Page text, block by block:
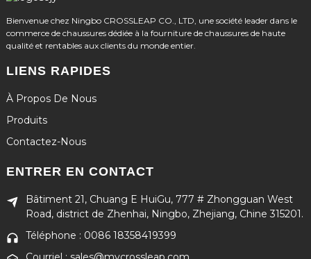
Bienvenue chez Ningbo CROSSLEAP CO., LTD, une société leader dans le
commerce de chaussures dédiée à la fourniture de chaussures de haute
qualité et rentables aux clients du monde entier.
LIENS RAPIDES
À Propos De Nous
Produits
Contactez-Nous
ENTRER EN CONTACT
Bâtiment 21, Chuang E HuiGu, 777 # Zhongguan West
Road, district de Zhenhai, Ningbo, Zhejiang, Chine 315201.
Téléphone : 0086 18358419399